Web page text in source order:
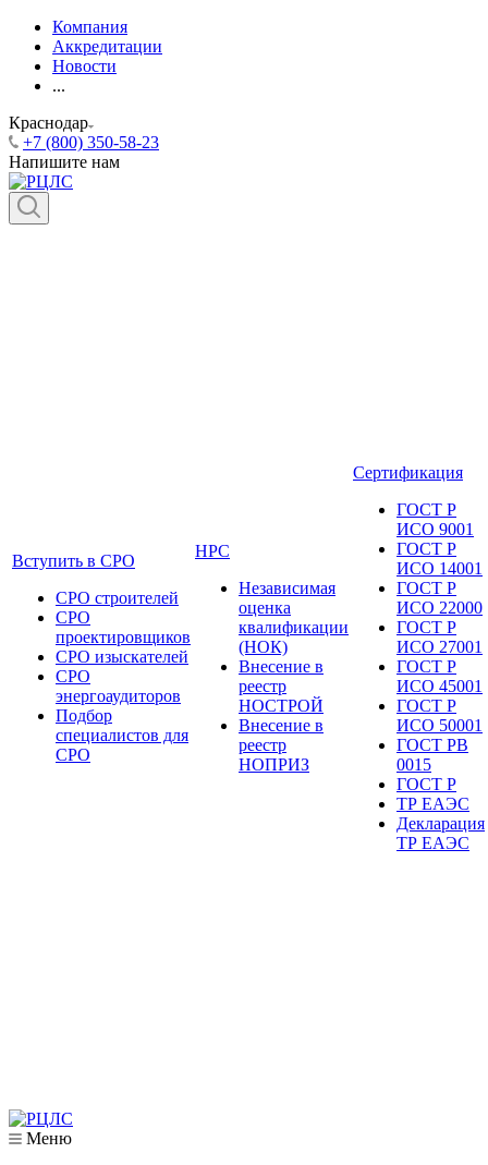
Компания
Аккредитации
Новости
...
Краснодар
+7 (800) 350-58-23
Напишите нам
Вступить в СРО
СРО строителей
СРО
проектировщиков
СРО изыскателей
СРО
энергоаудиторов
Подбор
специалистов для
СРО
НРС
Независимая
оценка
квалификации
(НОК)
Внесение в
реестр
НОСТРОЙ
Внесение в
реестр
НОПРИЗ
Сертификация
ГОСТ Р
ИСО 9001
ГОСТ Р
ИСО 14001
ГОСТ Р
ИСО 22000
ГОСТ Р
ИСО 27001
ГОСТ Р
ИСО 45001
ГОСТ Р
ИСО 50001
ГОСТ РВ
0015
ГОСТ Р
ТР ЕАЭС
Декларация
ТР ЕАЭС
Меню